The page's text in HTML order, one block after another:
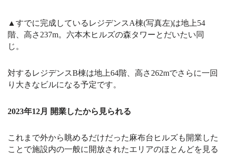
▲すでに完成しているレジデンスA棟(写真左)は地上54
階、高さ237m。六本木ヒルズの森タワーとだいたい同
じ。
対するレジデンスB棟は地上64階、高さ262mでさらに一回
り大きなビルになる予定です。
2023年12月 開業したから見られる
これまで外から眺めるだけだった麻布台ヒルズも開業した
ことで施設内の一般に開放されたエリアのほとんどを見る